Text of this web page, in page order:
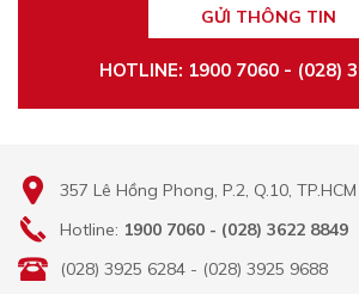
GỬI THÔNG TIN
HOTLINE: 1900 7060 - (028)
357 Lê Hồng Phong, P.2, Q.10, TP.HCM
Hotline: 1900 7060 - (028) 3622 8849
(028) 3925 6284 - (028) 3925 9688